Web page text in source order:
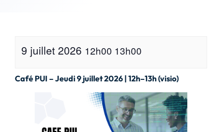
9 juillet 2026 12h00 13h00
Café PUI – Jeudi 9 juillet 2026 | 12h–13h (visio)